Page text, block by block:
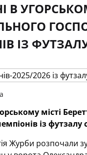
В
ІЗ
місті
із
Журби розпочали